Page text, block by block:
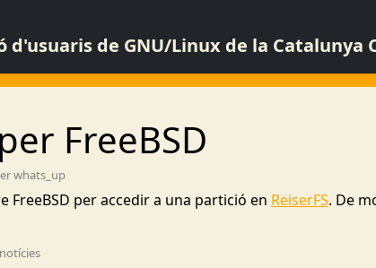
d'usuaris de GNU/Linux de la Catalunya
FreeBSD
whats_up
FreeBSD per accedir a una partició en ReiserFS. De